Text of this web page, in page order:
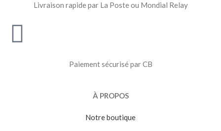
Livraison rapide par La Poste ou Mondial Relay
Paiement sécurisé par CB
À PROPOS
Notre boutique